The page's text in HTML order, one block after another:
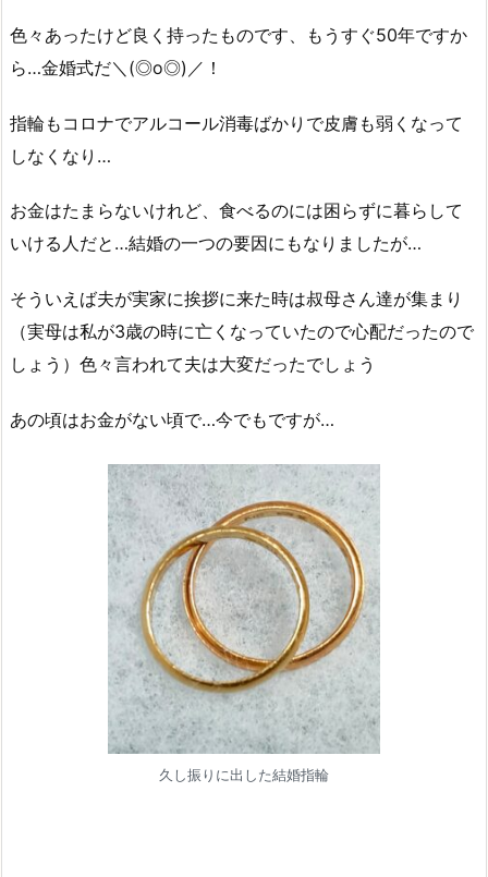
色々あったけど良く持ったものです、もうすぐ50年ですか
ら…金婚式だ＼(◎o◎)／！
指輪もコロナでアルコール消毒ばかりで皮膚も弱くなって
しなくなり…
お金はたまらないけれど、食べるのには困らずに暮らして
いける人だと…結婚の一つの要因にもなりましたが…
そういえば夫が実家に挨拶に来た時は叔母さん達が集まり
（実母は私が3歳の時に亡くなっていたので心配だったので
しょう）色々言われて夫は大変だったでしょう
あの頃はお金がない頃で…今でもですが…
久し振りに出した結婚指輪